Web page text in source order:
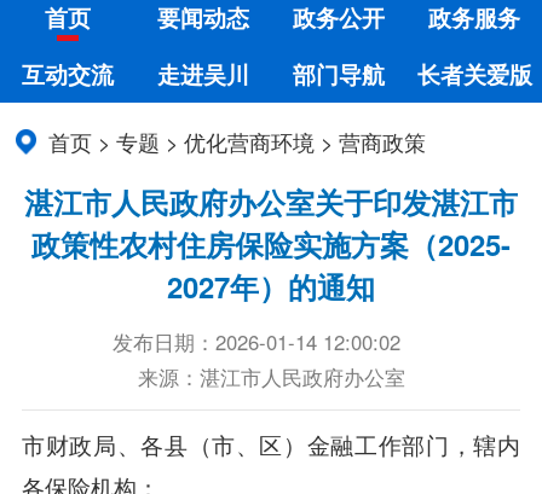
首页 要闻动态 政务公开
政务服务
互动交流
走进吴川 部门导航 长者关爱版
首页 >专题 >优化营商环境 >营商政策
湛江市人民政府办公室关于印发湛江市
政策性农村住房保险实施方案（2025-
2027年）的通知
发布日期：2026-01-14 12:00:02
来源：湛江市人民政府办公室
市财政局、各县（市、区）金融工作部门，辖内
各保险机构：